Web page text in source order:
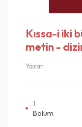
Kıssa-i iki
metin -
Yazar:
1
Bölüm